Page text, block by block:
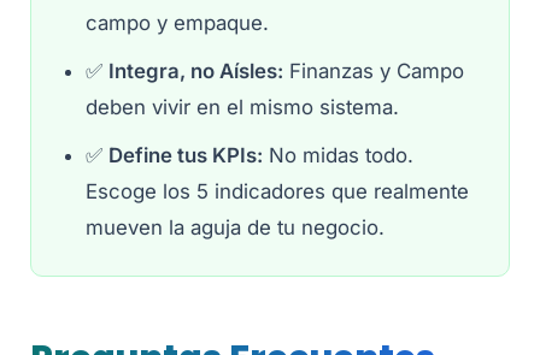
campo y empaque.
✅ Integra, no Aísles: Finanzas y Campo
deben vivir en el mismo sistema.
✅ Define tus KPIs: No midas todo.
Escoge los 5 indicadores que realmente
mueven la aguja de tu negocio.